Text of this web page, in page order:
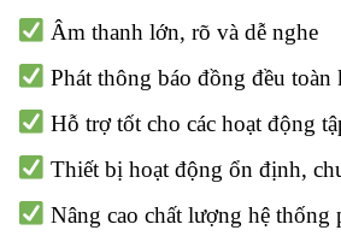
Âm thanh lớn, rõ và dễ nghe
Phát thông báo đồng đều toàn
Hỗ trợ tốt cho các hoạt động
Thiết bị hoạt động ổn định,
Nâng cao chất lượng hệ thống